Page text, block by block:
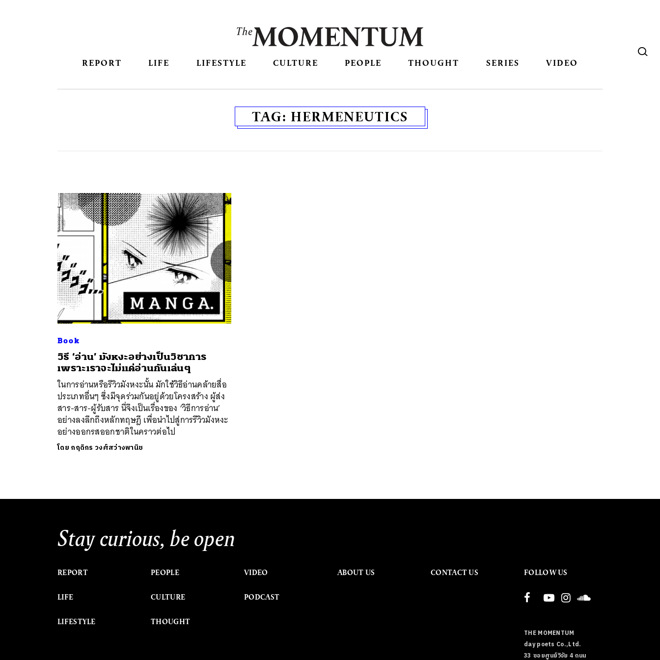
REPORT LIFE LIFESTYLE CULTURE PEOPLE THOUGHT SERIES VIDEO
TAG: HERMENEUTICS
Book
วิธี ‘อ่าน’ มังหงะอย่างเป็นวิชาการ
เพราะเราจะไม่แค่อ่านกันเล่นๆ
ในการอ่านหรือรีวิวมังหงะนั้น มักใช้วิธีอ่านคล้ายสื่อ
ประเภทอื่นๆ ซึ่งมีจุดร่วมกันอยู่ด้วยโครงสร้าง ผู้ส่ง
สาร-สาร-ผู้รับสาร นี่จึงเป็นเรื่องของ ‘วิธีการอ่าน’
อย่างลงลึกถึงหลักทฤษฎี เพื่อนำไปสู่การรีวิวมังหงะ
อย่างออกรสออกชาติในคราวต่อไป
โดย กฤดิกร วงศ์สว่างพานิช
Stay curious, be open
REPORT
LIFE
LIFESTYLE
PEOPLE
CULTURE
THOUGHT
VIDEO
PODCAST
ABOUT US CONTACT US FOLLOW US
THE MOMENTUM
day poets Co.,Ltd.
33 ซอยศูนย์วิจัย 4 ถนน